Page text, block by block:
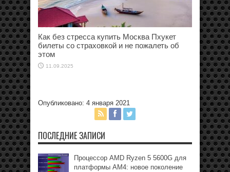
Как без стресса купить Москва Пхукет
билеты со страховкой и не пожалеть об
этом
11.09.2025
Опубликовано: 4 января 2021
ПОСЛЕДНИЕ ЗАПИСИ
Процессор AMD Ryzen 5 5600G для
платформы АМ4: новое поколение